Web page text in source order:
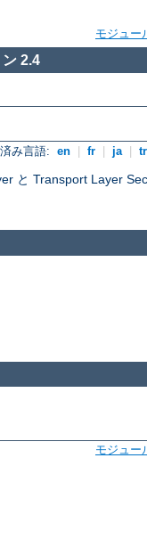
モジュー
2.4
み言語: en fr ja tr
と Transport Layer
モジュー